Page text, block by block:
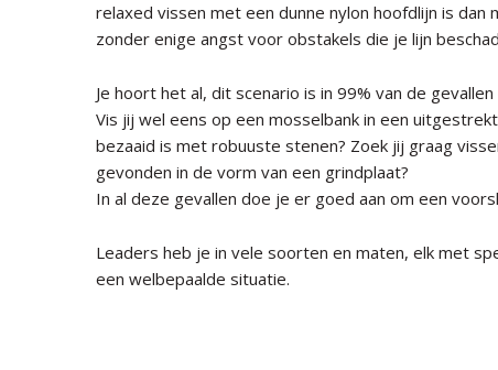
relaxed vissen met een dunne nylon hoofdlijn is dan
zonder enige angst voor obstakels die je lijn
Je hoort het al, dit scenario is in 99% van de
Vis jij wel eens op een mosselbank in een
bezaaid is met robuuste stenen? Zoek jij graag
gevonden in de vorm van een grindplaat?
In al deze gevallen doe je er goed aan om een
Leaders heb je in vele soorten en maten, elk met
een welbepaalde situatie.